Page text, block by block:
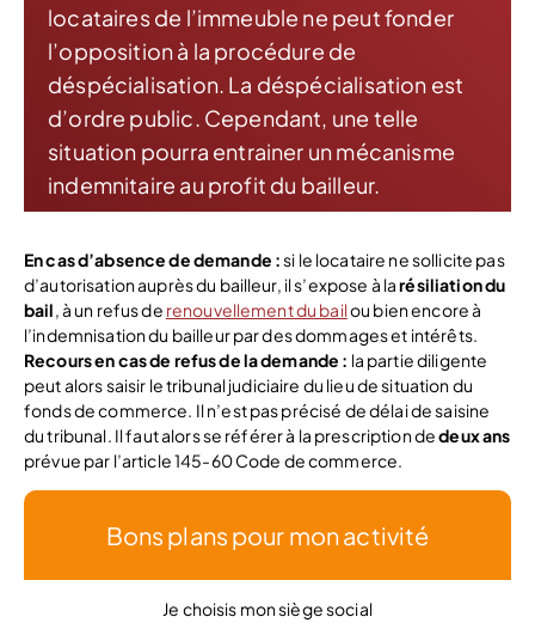
locataires de l’immeuble ne peut fonder
l’opposition à la procédure de
déspécialisation. La déspécialisation est
d’ordre public. Cependant, une telle
situation pourra entrainer un mécanisme
indemnitaire au profit du bailleur.
En cas d’absence de demande :si le locataire ne sollicite pas
d’autorisation auprès du bailleur, il s’expose à larésiliation du
bail, à un refus de renouvellement du bailou bien encore à
l’indemnisation du bailleur par des dommages et intérêts.
Recours en cas de refus de la demande : la partie diligente
peut alors saisir le tribunal judiciaire du lieu de situation du
fonds de commerce. Il n’est pas précisé de délai de saisine
du tribunal. Il faut alors se référer à la prescription dedeux ans
prévue par l’article 145-60 Code de commerce.
Bons plans pour mon activité
Je choisis mon siège social